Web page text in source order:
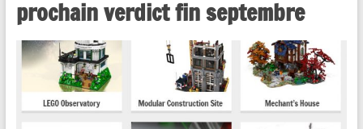
prochain verdict fin septembre